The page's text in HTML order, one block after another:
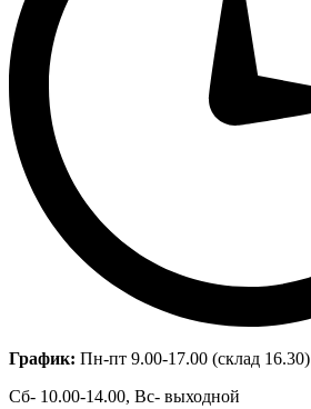
График: Пн-пт 9.00-17.00 (склад 16.30)
Сб- 10.00-14.00, Вс- выходной